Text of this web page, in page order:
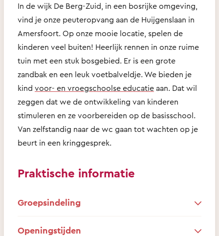
In de wijk De Berg-Zuid, in een bosrijke omgeving,
vind je onze peuteropvang aan de Huijgenslaan in
Amersfoort. Op onze mooie locatie, spelen de
kinderen veel buiten! Heerlijk rennen in onze ruime
tuin met een stuk bosgebied. Er is een grote
zandbak en een leuk voetbalveldje. We bieden je
kind voor- en vroegschoolse educatie aan. Dat wil
zeggen dat we de ontwikkeling van kinderen
stimuleren en ze voorbereiden op de basisschool.
Van zelfstandig naar de wc gaan tot wachten op je
beurt in een kringgesprek.
Praktische informatie
Groepsindeling
Openingstijden